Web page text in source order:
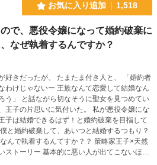
お気に入り追加 1,518
で、悪役令嬢になって婚約破棄に
なぜ執着するんですか？
好きだったが、 たまたま付き人と、 「婚約者
わけじゃないー 王族なんて恋愛して結婚なん
う」 と話ながら切なそうに聖女を見つめてい
片思いに気付いた。 私が悪役令嬢にな
子は結婚できるはず！と婚約破棄を目指して
と婚約破棄して、あいつと結婚するつもり？
着するんてすか？？ 策略家王子×天然
ストーリー 基本的に悪い人が出てこないほの